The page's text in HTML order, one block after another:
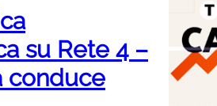
su Rete 4 –
conduce